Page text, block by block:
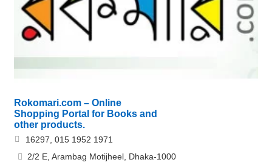
Rokomari.com – Online
Shopping Portal for Books and
other products.
16297, 015 1952 1971
2/2 E, Arambag Motijheel, Dhaka-1000